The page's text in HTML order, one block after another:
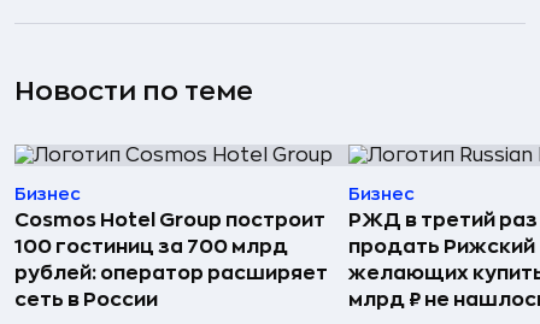
Новости по теме
Бизнес
Cosmos Hotel Group построит
100 гостиниц за 700 млрд
рублей: оператор расширяет
сеть в России
Бизнес
РЖД в третий
продать Рижский
желающих
млрд ₽ не